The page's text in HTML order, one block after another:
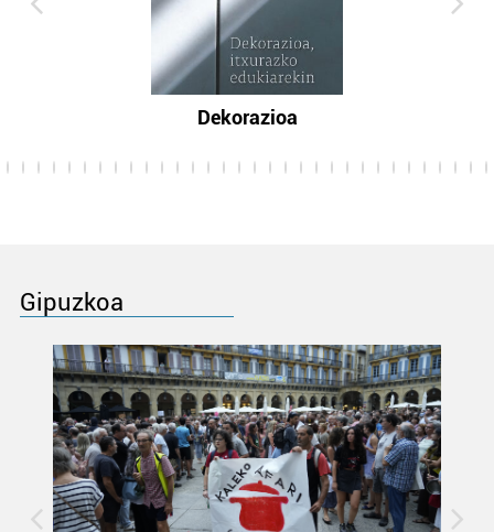
Dekorazioa
Gipuzkoa